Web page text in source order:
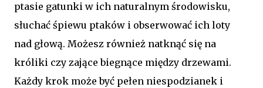
ptasie gatunki w ich naturalnym środowisku,
słuchać śpiewu ptaków i obserwować ich loty
nad głową. Możesz również natknąć się na
króliki czy zające biegnące między drzewami.
Każdy krok może być pełen niespodzianek i